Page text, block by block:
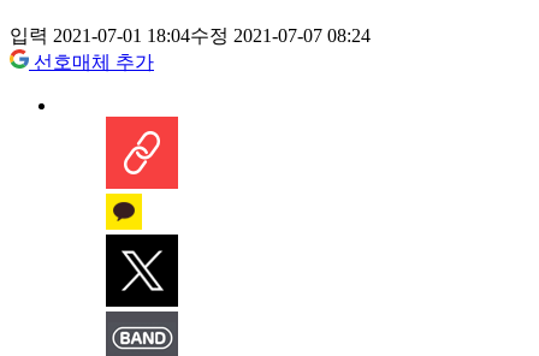
입력 2021-07-01 18:04수정 2021-07-07 08:24
선호매체 추가